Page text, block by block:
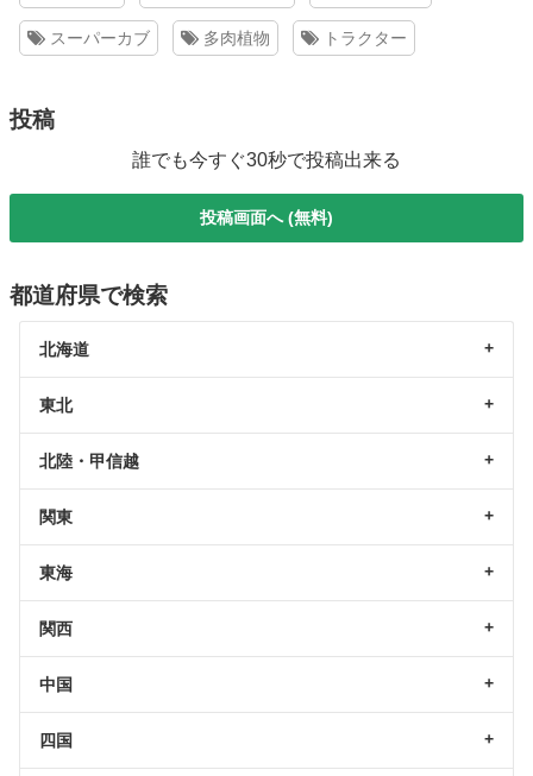
スーパーカブ 多肉植物 トラクター
投稿
誰でも今すぐ30秒で投稿出来る
投稿画面へ (無料)
都道府県で検索
北海道
東北
北陸・甲信越
関東
東海
関西
中国
四国